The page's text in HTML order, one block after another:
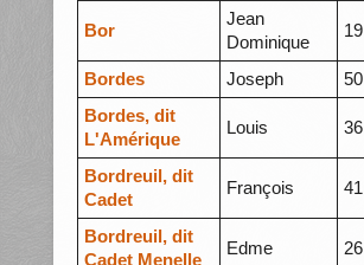
Bor
Jean
Dominique
19
Bordes Joseph 50
Bordes, dit
L'Amérique
Louis 36
Bordreuil, dit
Cadet
François 41
Bordreuil, dit
Cadet Menelle
Edme 26